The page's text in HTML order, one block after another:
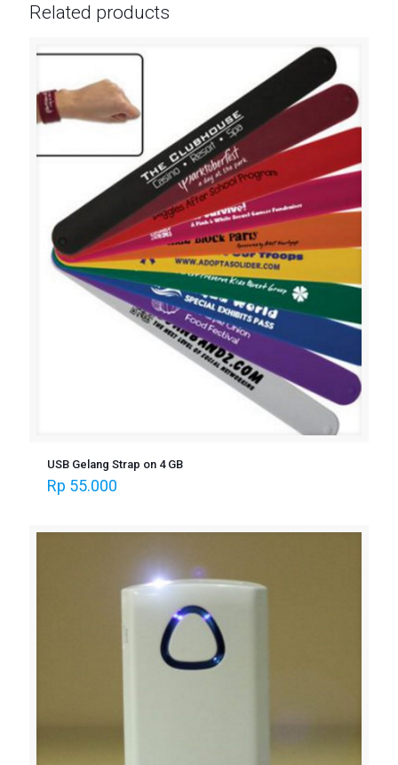
Related products
USB Gelang Strap on 4 GB
Rp 55.000